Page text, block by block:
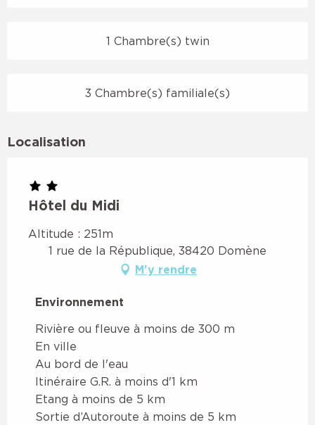
1 Chambre(s) twin
3 Chambre(s) familiale(s)
Localisation
Hôtel du Midi
Altitude : 251m
1 rue de la République, 38420 Domène
M'y rendre
Environnement
Environnement
Rivière ou fleuve à moins de 300 m
En ville
Au bord de l'eau
Itinéraire G.R. à moins d'1 km
Etang à moins de 5 km
Sortie d’Autoroute à moins de 5 km